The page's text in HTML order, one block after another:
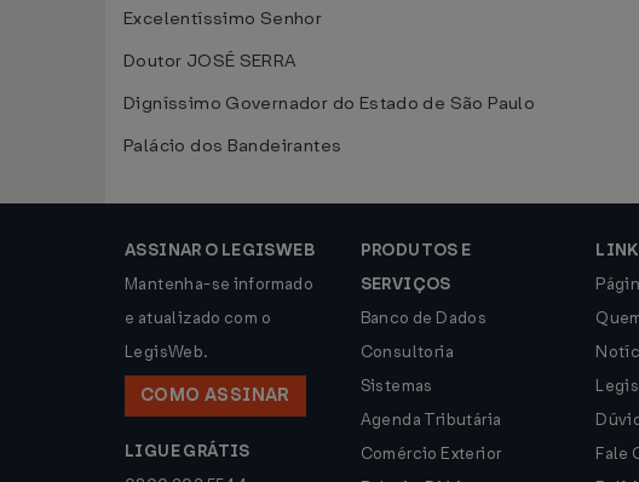
Excelentíssimo Senhor
Doutor JOSÉ SERRA
Digníssimo Governador do Estado de São Paulo
Palácio dos Bandeirantes
ASSINAR O LEGISWEB
Mantenha-se informado
e atualizado com o
LegisWeb.
COMO ASSINAR
LIGUE GRÁTIS
PRODUTOS E
SERVIÇOS
Banco de Dados
Consultoria
Sistemas
Agenda Tributária
Comércio Exterior
Fale